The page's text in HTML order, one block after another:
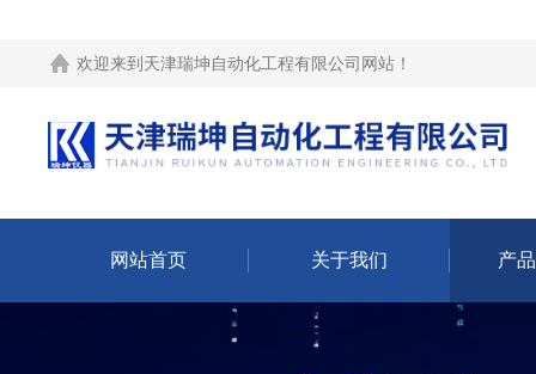
欢迎来到 天津瑞坤自动化工程有限公司网站 ！
网站首页 关于我们 产